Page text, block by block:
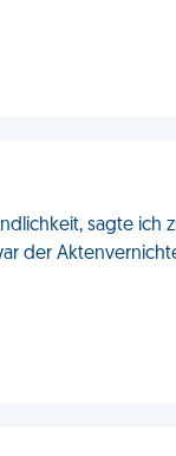
sagte ich
der